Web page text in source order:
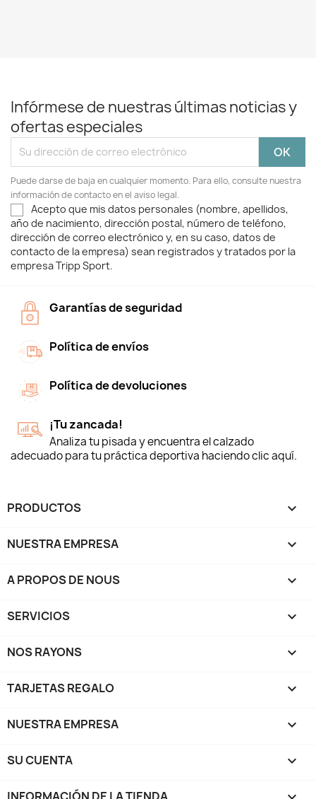
Infórmese de nuestras últimas noticias y
ofertas especiales
Puede darse de baja en cualquier momento. Para ello, consulte nuestra
información de contacto en el aviso legal.
Acepto que mis datos personales (nombre, apellidos,
año de nacimiento, dirección postal, número de teléfono,
dirección de correo electrónico y, en su caso, datos de
contacto de la empresa) sean registrados y tratados por la
empresa Tripp Sport.
Garantías de seguridad
Política de envíos
Política de devoluciones
¡Tu zancada!
Analiza tu pisada y encuentra el calzado
adecuado para tu práctica deportiva haciendo clic aquí.
PRODUCTOS 
NUESTRA EMPRESA 
A PROPOS DE NOUS 
SERVICIOS 
NOS RAYONS 
TARJETAS REGALO 
NUESTRA EMPRESA 
SU CUENTA 